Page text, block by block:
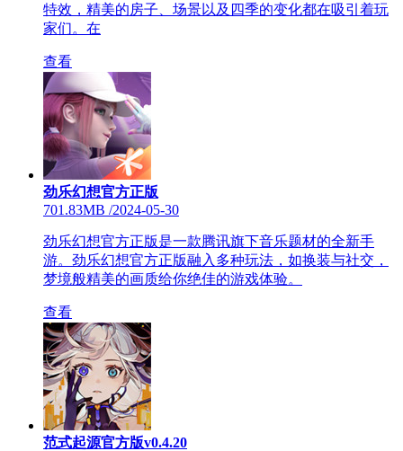
特效，精美的房子、场景以及四季的变化都在吸引着玩
家们。在
查看
劲乐幻想官方正版
701.83MB /2024-05-30
劲乐幻想官方正版是一款腾讯旗下音乐题材的全新手
游。劲乐幻想官方正版融入多种玩法，如换装与社交，
梦境般精美的画质给你绝佳的游戏体验。
查看
范式起源官方版v0.4.20